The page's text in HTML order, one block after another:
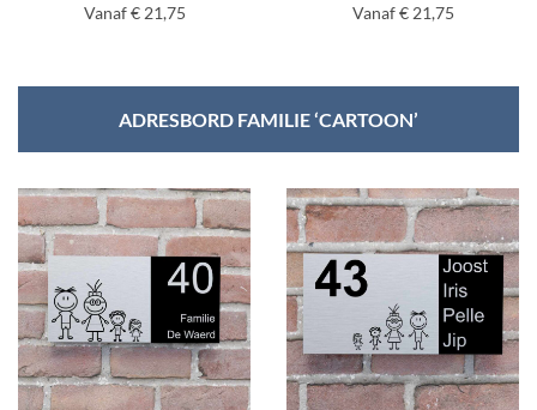
Vanaf € 21,75
Vanaf € 21,75
ADRESBORD FAMILIE ‘CARTOON’